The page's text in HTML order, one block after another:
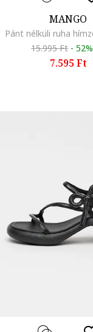
MANGO
15.995 Ft - 52%
7.595 Ft